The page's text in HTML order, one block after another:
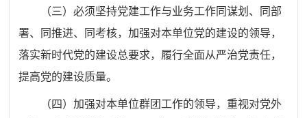
（三）必须坚持党建工作与业务工作同谋划、同部
署、同推进、同考核，加强对本单位党的建设的领导，
落实新时代党的建设总要求，履行全面从严治党责任，
提高党的建设质量。
（四）加强对本单位群团工作的领导，重视对党外